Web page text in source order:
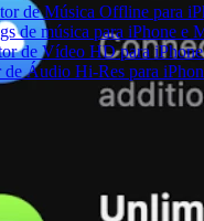
de Música Offline para
de música para iPhone e
de Vídeo HD para
Áudio Hi-Res para